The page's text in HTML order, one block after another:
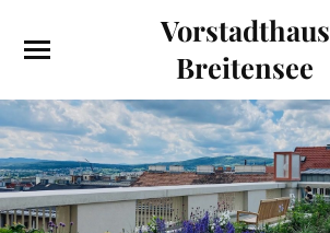
Vorstadthaus
Breitensee